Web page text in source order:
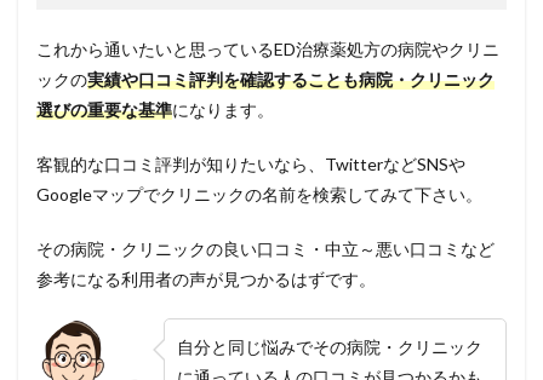
これから通いたいと思っているED治療薬処方の病院やクリニ
ックの実績や口コミ評判を確認することも病院・クリニック
選びの重要な基準になります。
客観的な口コミ評判が知りたいなら、TwitterなどSNSや
Googleマップでクリニックの名前を検索してみて下さい。
その病院・クリニックの良い口コミ・中立～悪い口コミなど
参考になる利用者の声が見つかるはずです。
自分と同じ悩みでその病院・クリニック